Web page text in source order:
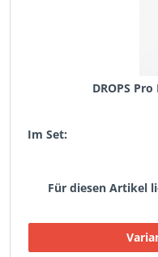
DROPS
Im Set:
Für diesen Artikel